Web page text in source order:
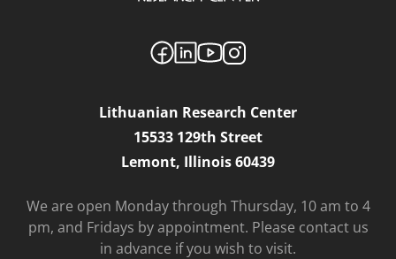
Lithuanian Research Center
15533 129th Street
Lemont, Illinois 60439
We are open Monday through Thursday, 10 am to 4
pm, and Fridays by appointment. Please contact us
in advance if you wish to visit.